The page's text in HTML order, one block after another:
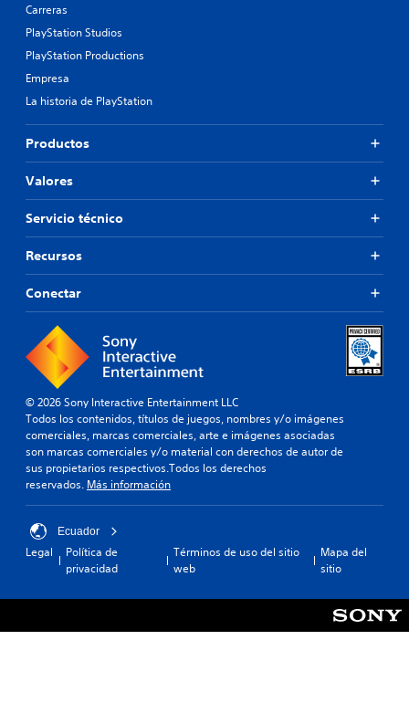
Carreras
PlayStation Studios
PlayStation Productions
Empresa
La historia de PlayStation
Productos
Valores
Servicio técnico
Recursos
Conectar
© 2026 Sony Interactive Entertainment LLC
Todos los contenidos, títulos de juegos, nombres y/o imágenes
comerciales, marcas comerciales, arte e imágenes asociadas
son marcas comerciales y/o material con derechos de autor de
sus propietarios respectivos.Todos los derechos
reservados. Más información
Ecuador
Legal
Política de
privacidad
Términos de uso del sitio
web
Mapa del
sitio